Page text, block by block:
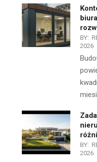
BY:
2026
BY:
2026